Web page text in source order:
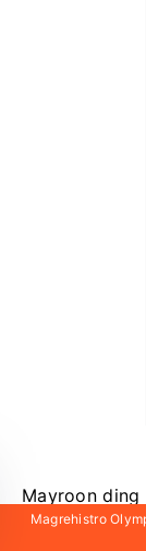
Mayroon
para sa iyo.
Magrehistro